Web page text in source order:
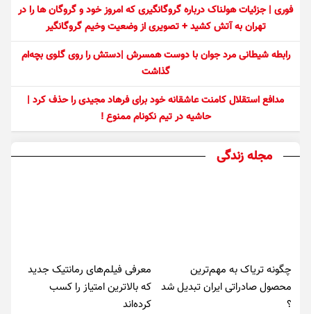
فوری | جزئیات هولناک درباره گروگانگیری که امروز خود و گروگان ها را در
تهران به آتش کشید + تصویری از وضعیت وخیم گروگانگیر
رابطه شیطانی مرد جوان با دوست همسرش |دستش را روی گلوی بچه‌ام
گذاشت
مدافع استقلال کامنت عاشقانه خود برای فرهاد مجیدی را حذف کرد |
حاشیه در تیم نکونام ممنوع !
مجله زندگی
چگونه تریاک به مهم‌ترین
محصول صادراتی ایران تبدیل شد
؟
معرفی فیلم‌های رمانتیک جدید
که بالاترین امتیاز را کسب
کرده‌اند